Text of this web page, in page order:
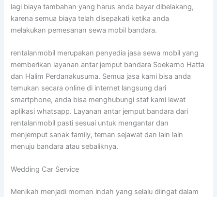
lagi biaya tambahan yang harus anda bayar dibelakang,
karena semua biaya telah disepakati ketika anda
melakukan pemesanan sewa mobil bandara.
rentalanmobil merupakan penyedia jasa sewa mobil yang
memberikan layanan antar jemput bandara Soekarno Hatta
dan Halim Perdanakusuma. Semua jasa kami bisa anda
temukan secara online di internet langsung dari
smartphone, anda bisa menghubungi staf kami lewat
aplikasi whatsapp. Layanan antar jemput bandara dari
rentalanmobil pasti sesuai untuk mengantar dan
menjemput sanak family, teman sejawat dan lain lain
menuju bandara atau sebaliknya.
Wedding Car Service
Menikah menjadi momen indah yang selalu diingat dalam